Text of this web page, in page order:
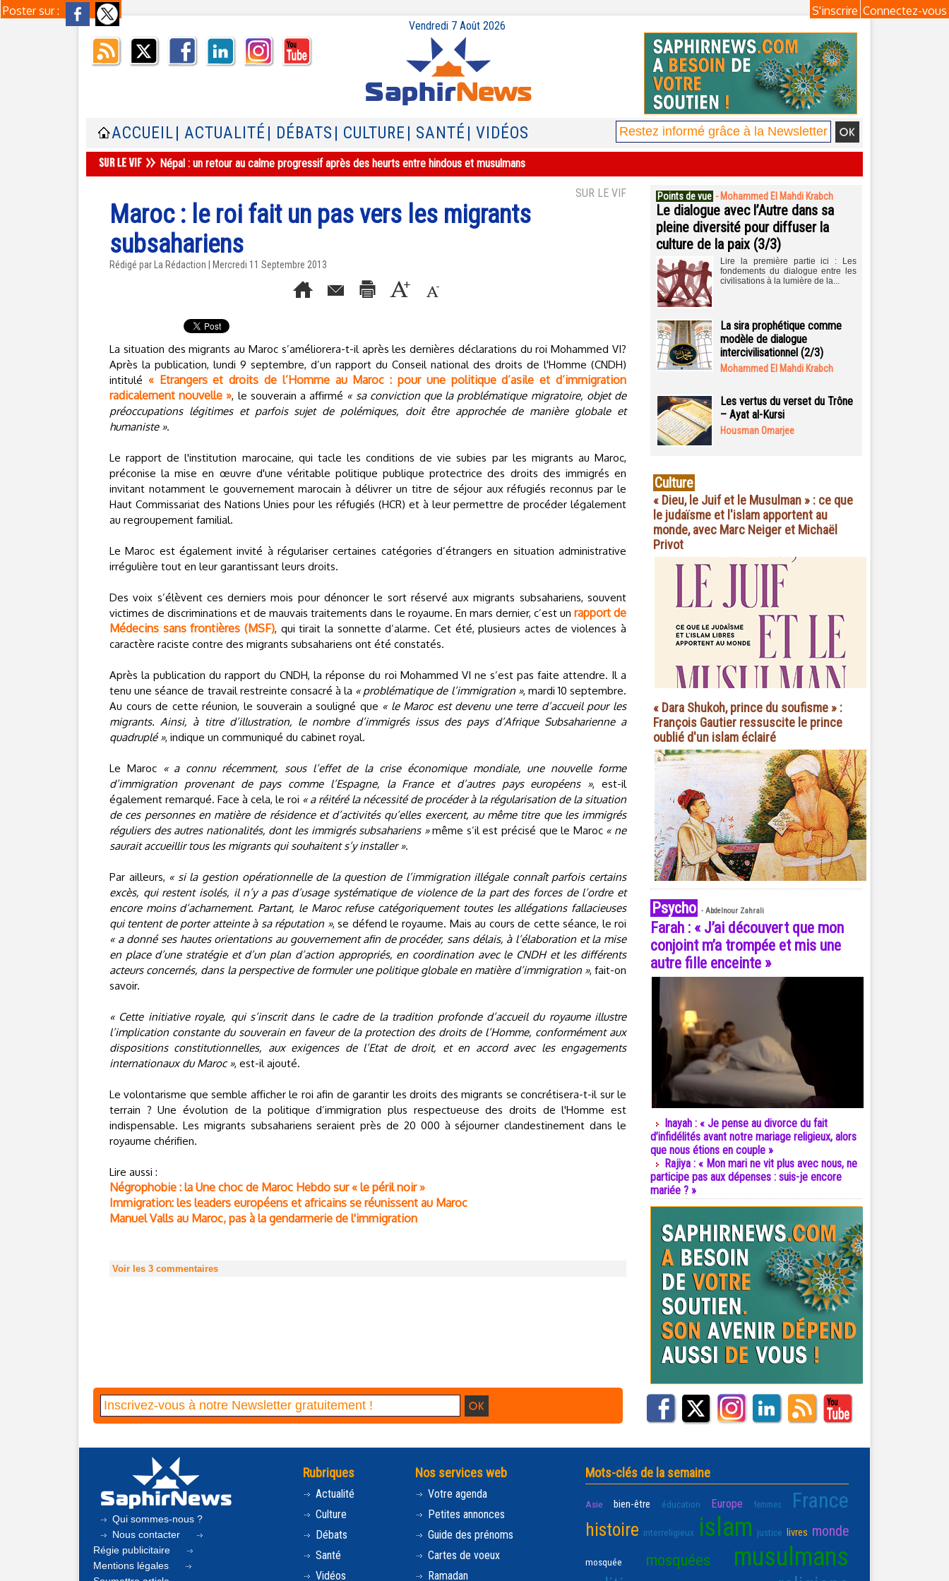
Poster sur : Connectez-vous
S'inscrire
Vendredi 7 Août 2026
ACCUEIL | ACTUALITÉ | DÉBATS | CULTURE | SANTÉ | VIDÉOS
Népal : un retour au calme progressif après des heurts entre hindous et musulmans
SUR LE VIF
Maroc : le roi fait un pas vers les migrants
subsahariens
Rédigé par La Rédaction | Mercredi 11 Septembre 2013
La situation des migrants au Maroc s’améliorera-t-il après les dernières déclarations du roi Mohammed VI?
Après la publication, lundi 9 septembre, d’un rapport du Conseil national des droits de l'Homme (CNDH)
intitulé « Etrangers et droits de l’Homme au Maroc : pour une politique d’asile et d’immigration
radicalement nouvelle », le souverain a affirmé « sa conviction que la problématique migratoire, objet de
préoccupations légitimes et parfois sujet de polémiques, doit être approchée de manière globale et
humaniste ».
Le rapport de l'institution marocaine, qui tacle les conditions de vie subies par les migrants au Maroc,
préconise la mise en œuvre d'une véritable politique publique protectrice des droits des immigrés en
invitant notamment le gouvernement marocain à délivrer un titre de séjour aux réfugiés reconnus par le
Haut Commissariat des Nations Unies pour les réfugiés (HCR) et à leur permettre de procéder légalement
au regroupement familial.
Le Maroc est également invité à régulariser certaines catégories d’étrangers en situation administrative
irrégulière tout en leur garantissant leurs droits.
Des voix s’élèvent ces derniers mois pour dénoncer le sort réservé aux migrants subsahariens, souvent
victimes de discriminations et de mauvais traitements dans le royaume. En mars dernier, c’est un rapport de
Médecins sans frontières (MSF), qui tirait la sonnette d’alarme. Cet été, plusieurs actes de violences à
caractère raciste contre des migrants subsahariens ont été constatés.
Après la publication du rapport du CNDH, la réponse du roi Mohammed VI ne s’est pas faite attendre. Il a
tenu une séance de travail restreinte consacré à la « problématique de l’immigration », mardi 10 septembre.
Au cours de cette réunion, le souverain a souligné que « le Maroc est devenu une terre d’accueil pour les
migrants. Ainsi, à titre d’illustration, le nombre d’immigrés issus des pays d’Afrique Subsaharienne a
quadruplé », indique un communiqué du cabinet royal.
Le Maroc « a connu récemment, sous l’effet de la crise économique mondiale, une nouvelle forme
d’immigration provenant de pays comme l’Espagne, la France et d’autres pays européens », est-il
également remarqué. Face à cela, le roi « a réitéré la nécessité de procéder à la régularisation de la situation
de ces personnes en matière de résidence et d’activités qu’elles exercent, au même titre que les immigrés
réguliers des autres nationalités, dont les immigrés subsahariens »même s’il est précisé que le Maroc « ne
saurait accueillir tous les migrants qui souhaitent s’y installer ».
Par ailleurs, « si la gestion opérationnelle de la question de l’immigration illégale connaît parfois certains
excès, qui restent isolés, il n’y a pas d’usage systématique de violence de la part des forces de l’ordre et
encore moins d’acharnement. Partant, le Maroc refuse catégoriquement toutes les allégations fallacieuses
qui tentent de porter atteinte à sa réputation », se défend le royaume. Mais au cours de cette séance, le roi
« a donné ses hautes orientations au gouvernement afin de procéder, sans délais, à l’élaboration et la mise
en place d’une stratégie et d’un plan d’action appropriés, en coordination avec le CNDH et les différents
acteurs concernés, dans la perspective de formuler une politique globale en matière d’immigration », fait-on
savoir.
« Cette initiative royale, qui s’inscrit dans le cadre de la tradition profonde d’accueil du royaume illustre
l’implication constante du souverain en faveur de la protection des droits de l’Homme, conformément aux
dispositions constitutionnelles, aux exigences de l’Etat de droit, et en accord avec les engagements
internationaux du Maroc », est-il ajouté.
Le volontarisme que semble afficher le roi afin de garantir les droits des migrants se concrétisera-t-il sur le
terrain ? Une évolution de la politique d’immigration plus respectueuse des droits de l'Homme est
indispensable. Les migrants subsahariens seraient près de 20 000 à séjourner clandestinement dans le
royaume chérifien.
Lire aussi :
Négrophobie : la Une choc de Maroc Hebdo sur « le péril noir »
Immigration: les leaders européens et africains se réunissent au Maroc
Manuel Valls au Maroc, pas à la gendarmerie de l'immigration
Voir les 3 commentaires
Points de vue - Mohammed El Mahdi Krabch
Le dialogue avec l’Autre dans sa
pleine diversité pour diffuser la
culture de la paix (3/3)
Lire la première partie ici : Les
fondements du dialogue entre les
civilisations à la lumière de la...
La sira prophétique comme
modèle de dialogue
intercivilisationnel (2/3)
Mohammed El Mahdi Krabch
Les vertus du verset du Trône
– Ayat al-Kursi
Housman Omarjee
Culture
« Dieu, le Juif et le Musulman » : ce que
le judaïsme et l'islam apportent au
monde, avec Marc Neiger et Michaël
Privot
« Dara Shukoh, prince du soufisme » :
François Gautier ressuscite le prince
oublié d'un islam éclairé
Psycho - Abdelnour Zahrali
Farah : « J’ai découvert que mon
conjoint m’a trompée et mis une
autre fille enceinte »
Inayah : « Je pense au divorce du fait
d’infidélités avant notre mariage religieux, alors
que nous étions en couple »
Rajiya : « Mon mari ne vit plus avec nous, ne
participe pas aux dépenses : suis-je encore
mariée ? »
Qui sommes-nous ?
Nous contacter
Régie publicitaire
Mentions légales
Rubriques
Actualité
Culture
Débats
Santé
Vidéos
Nos services web
Votre agenda
Petites annonces
Guide des prénoms
Cartes de voeux
Ramadan
Mots-clés de la semaine
Asie bien-être éducation Europe femmes France
histoire interreligieux islam justice livres monde
mosquée mosquées musulmans